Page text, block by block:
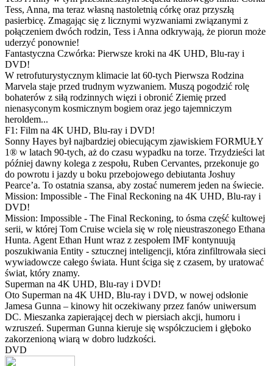
Tess, Anna, ma teraz własną nastoletnią córkę oraz przyszłą
pasierbicę. Zmagając się z licznymi wyzwaniami związanymi z
połączeniem dwóch rodzin, Tess i Anna odkrywają, że piorun może
uderzyć ponownie!
Fantastyczna Czwórka: Pierwsze kroki na 4K UHD, Blu-ray i
DVD!
W retrofuturystycznym klimacie lat 60-tych Pierwsza Rodzina
Marvela staje przed trudnym wyzwaniem. Muszą pogodzić rolę
bohaterów z siłą rodzinnych więzi i obronić Ziemię przed
nienasyconym kosmicznym bogiem oraz jego tajemniczym
heroldem...
F1: Film na 4K UHD, Blu-ray i DVD!
Sonny Hayes był najbardziej obiecującym zjawiskiem FORMUŁY
1® w latach 90-tych, aż do czasu wypadku na torze. Trzydzieści lat
później dawny kolega z zespołu, Ruben Cervantes, przekonuje go
do powrotu i jazdy u boku przebojowego debiutanta Joshuy
Pearce’a. To ostatnia szansa, aby zostać numerem jeden na świecie.
Mission: Impossible - The Final Reckoning na 4K UHD, Blu-ray i
DVD!
Mission: Impossible - The Final Reckoning, to ósma część kultowej
serii, w której Tom Cruise wciela się w rolę nieustraszonego Ethana
Hunta. Agent Ethan Hunt wraz z zespołem IMF kontynuują
poszukiwania Entity - sztucznej inteligencji, która zinfiltrowała sieci
wywiadowcze całego świata. Hunt ściga się z czasem, by uratować
świat, który znamy.
Superman na 4K UHD, Blu-ray i DVD!
Oto Superman na 4K UHD, Blu-ray i DVD, w nowej odsłonie
Jamesa Gunna – kinowy hit oczekiwany przez fanów uniwersum
DC. Mieszanka zapierającej dech w piersiach akcji, humoru i
wzruszeń. Superman Gunna kieruje się współczuciem i głęboko
zakorzenioną wiarą w dobro ludzkości.
DVD